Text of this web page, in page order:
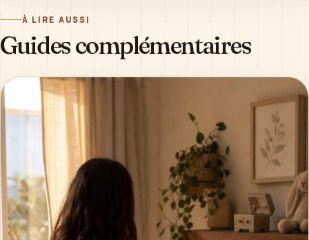
À LIRE AUSSI
Guides complémentaires